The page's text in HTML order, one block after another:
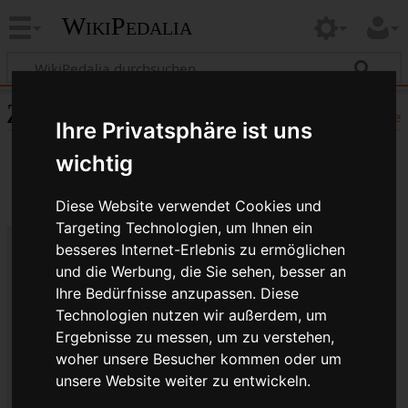
Ihre Privatsphäre ist uns
wichtig
Diese Website verwendet Cookies und
Targeting Technologien, um Ihnen ein
besseres Internet-Erlebnis zu ermöglichen
und die Werbung, die Sie sehen, besser an
Ihre Bedürfnisse anzupassen. Diese
Technologien nutzen wir außerdem, um
Ergebnisse zu messen, um zu verstehen,
woher unsere Besucher kommen oder um
unsere Website weiter zu entwickeln.
WikiPedalia
Hilfe
Zitierhilfe
Bibliografische Angaben für
Modolo ®
Seitentitel: Modolo ®
Autor(en): WikiPedalia-Bearbeiter
Herausgeber:WikiPedalia